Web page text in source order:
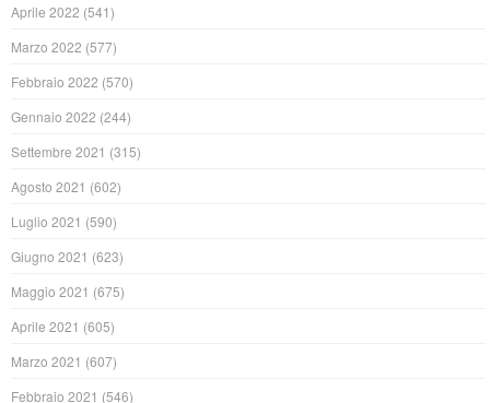
Aprile 2022 (541)
Marzo 2022 (577)
Febbraio 2022 (570)
Gennaio 2022 (244)
Settembre 2021 (315)
Agosto 2021 (602)
Luglio 2021 (590)
Giugno 2021 (623)
Maggio 2021 (675)
Aprile 2021 (605)
Marzo 2021 (607)
Febbraio 2021 (546)